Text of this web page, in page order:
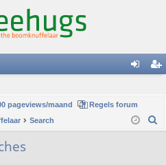
in
er
pageviews/maand
Regels forum
Search